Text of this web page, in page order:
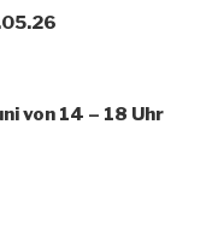
von 14 – 18 Uhr